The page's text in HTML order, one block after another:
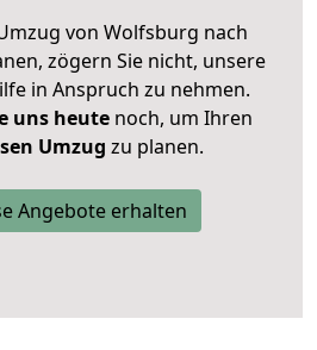
von Wolfsburg nach
zögern Sie nicht, unsere
in Anspruch zu nehmen.
uns heutenoch, um Ihren
Umzug zu planen.
Angebote erhalten